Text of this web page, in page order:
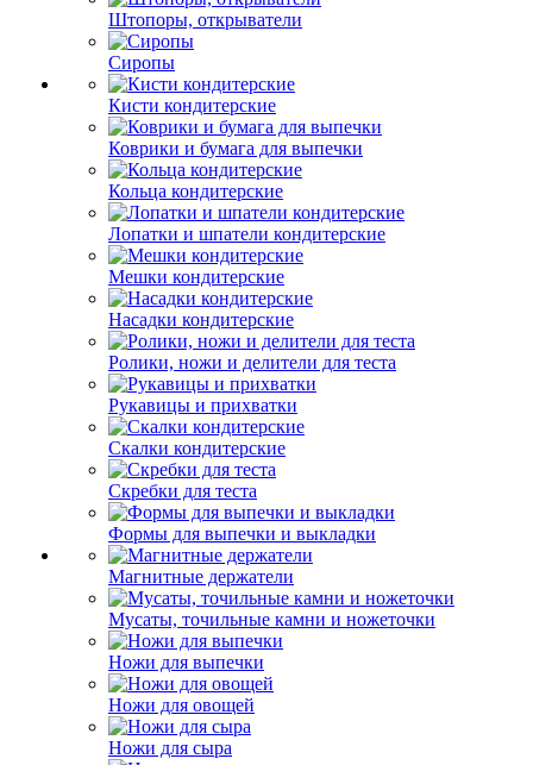
Штопоры, открыватели
Сиропы
Кисти кондитерские
Коврики и бумага для выпечки
Кольца кондитерские
Лопатки и шпатели кондитерские
Мешки кондитерские
Насадки кондитерские
Ролики, ножи и делители для теста
Рукавицы и прихватки
Скалки кондитерские
Скребки для теста
Формы для выпечки и выкладки
Магнитные держатели
Мусаты, точильные камни и ножеточки
Ножи для выпечки
Ножи для овощей
Ножи для сыра